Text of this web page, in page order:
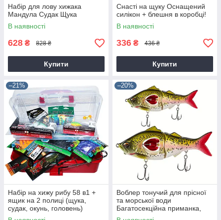
Набір для лову хижака
Мандула Судак Щука
В наявності
628 ₴ 828 ₴
Купити
Снасті на щуку Оснащений
силікон + блешня в коробці!
В наявності
336 ₴ 436 ₴
Купити
–21%
Набір на хижу рибу 58 в1 +
ящик на 2 полиці (щука,
судак, окунь, головень)
–20%
Воблер тонучий для прісної
та морської води
Багатосекційна приманка,
жорстка приманка з